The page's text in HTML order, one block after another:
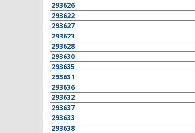
293626
293622
293627
293623
293628
293630
293635
293631
293636
293632
293637
293633
293638